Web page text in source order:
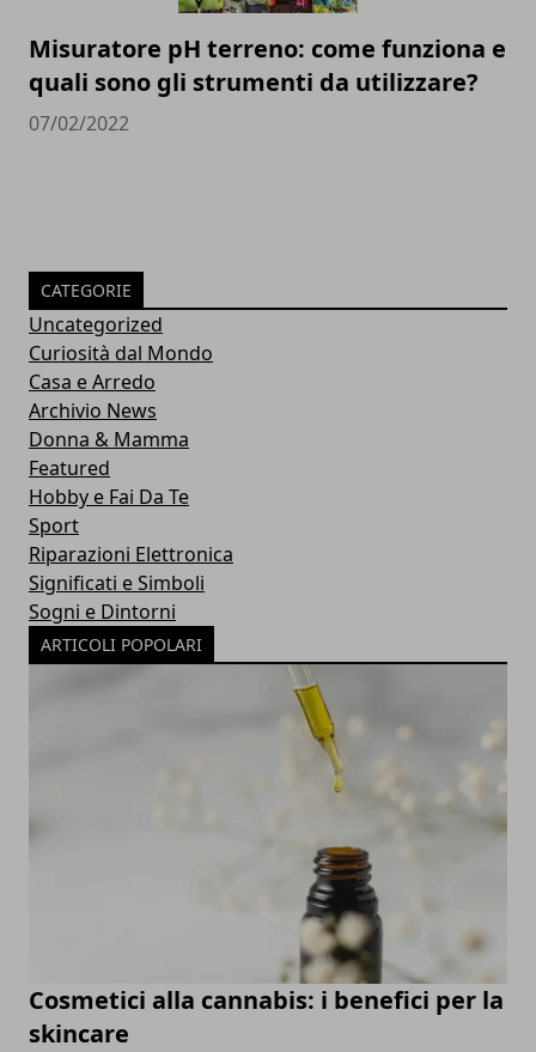
Misuratore pH terreno: come funziona e
quali sono gli strumenti da utilizzare?
07/02/2022
CATEGORIE
Uncategorized
Curiosità dal Mondo
Casa e Arredo
Archivio News
Donna & Mamma
Featured
Hobby e Fai Da Te
Sport
Riparazioni Elettronica
Significati e Simboli
Sogni e Dintorni
ARTICOLI POPOLARI
Cosmetici alla cannabis: i benefici per la
skincare